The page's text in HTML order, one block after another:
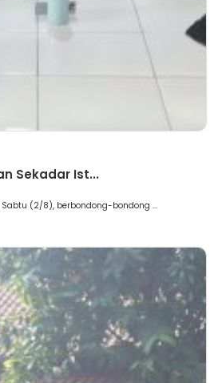
Sekadar Ist...
Sabtu (2/8), berbondong-bondong ...